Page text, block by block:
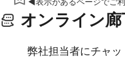
オンライン廊
弊社担当者にチャッ